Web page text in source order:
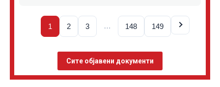
1 2 3 … 148 149
Сите објавени документи